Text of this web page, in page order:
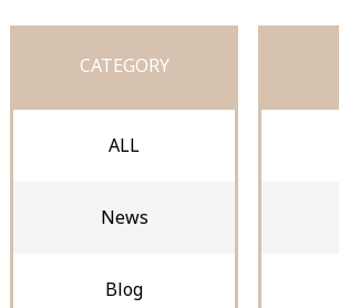
CATEGORY
ALL
News
Blog